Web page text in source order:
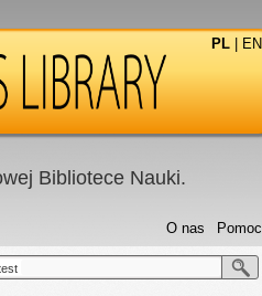
PL EN
Bibliotece Nauki.
Pomoc
O nas